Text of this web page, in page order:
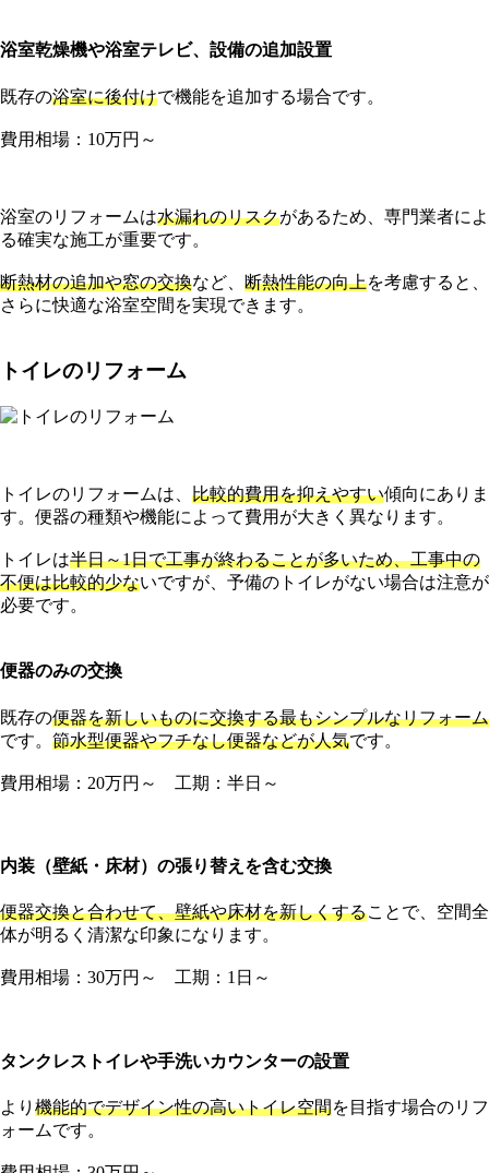
浴室乾燥機や浴室テレビ、設備の追加設置
既存の浴室に後付けで機能を追加する場合です。
費用相場：10万円～
浴室のリフォームは水漏れのリスクがあるため、専門業者によ
る確実な施工が重要です。
断熱材の追加や窓の交換など、 断熱性能の向上を考慮すると、
さらに快適な浴室空間を実現できます。
トイレのリフォーム
トイレのリフォームは、 比較的費用を抑えやすい傾向にありま
す。便器の種類や機能によって費用が大きく異なります。
トイレは半日～1日で工事が終わることが多いため、工事中の
不便は比較的少ないですが、予備のトイレがない場合は注意が
必要です。
便器のみの交換
既存の便器を新しいものに交換する最もシンプルなリフォーム
です。 節水型便器やフチなし便器などが人気です。
費用相場：20万円～ 工期：半日～
内装（壁紙・床材）の張り替えを含む交換
便器交換と合わせて、壁紙や床材を新しくすることで、空間全
体が明るく清潔な印象になります。
費用相場：30万円～ 工期：1日～
タンクレストイレや手洗いカウンターの設置
より 機能的でデザイン性の高いトイレ空間を目指す場合のリフ
ォームです。